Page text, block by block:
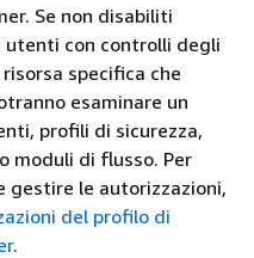
Se non disabiliti
utenti con controlli degli
specifica che
esaminare un
profili di sicurezza,
moduli di flusso. Per
gestire le autorizzazioni,
del profilo di
.